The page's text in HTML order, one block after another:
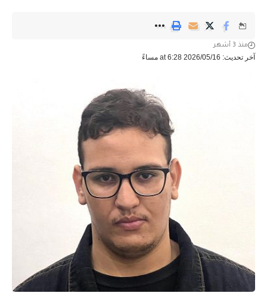
آخر تحديث: 2026/05/16 at 6:28 مساءً
منذ 3 أشهر